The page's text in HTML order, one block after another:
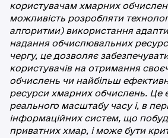
користувачам хмарних
можливість розробляти
алгоритми) використання
надання обчислювальних
чергу, це дозволяє
користувачів на отримання
обчислень чи найбільш
ресурси хмарних обчислень. Це
реального масштабу часу і, в
інформаційних систем, що
приватних хмар, і може бути